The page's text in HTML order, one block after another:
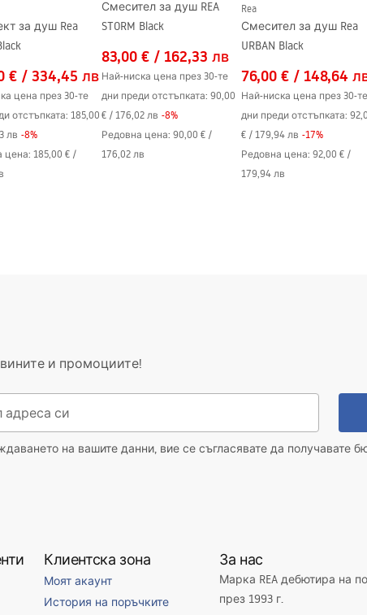
за душ Rea
€ / 334,45 лв
цена през 30-те
отстъпката: 185,00
лв -8%
цена: 185,00 € /
Смесител за душ REA
STORM Black
83,00 € / 162,33 лв
Най-ниска цена през 30-те
дни преди отстъпката: 90,00
€ / 176,02 лв -8%
Редовна цена: 90,00 € /
176,02 лв
Rea
Смесител за душ Rea
URBAN Black
76,00 € / 148,64
Най-ниска цена през 30-те
дни преди отстъпката:
€ / 179,94 лв -17%
Редовна цена: 92,00 € /
179,94 лв
и промоциите!
на вашите данни, вие се съгласявате да получавате
Клиентска зона
Моят акаунт
История на поръчките
За нас
Марка REA дебютира на
през 1993 г.